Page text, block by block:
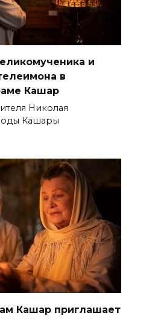
и
в
Кашар
Николая
Кашары
Кашар приглашает